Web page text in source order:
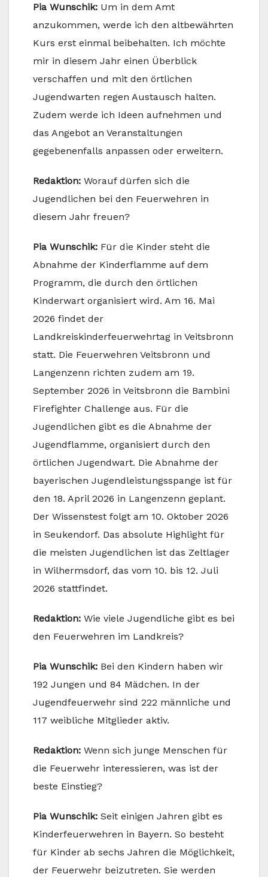
Pia Wunschik: Um in dem Amt
anzukommen, werde ich den altbewährten
Kurs erst einmal beibehalten. Ich möchte
mir in diesem Jahr einen Überblick
verschaffen und mit den örtlichen
Jugendwarten regen Austausch halten.
Zudem werde ich Ideen aufnehmen und
das Angebot an Veranstaltungen
gegebenenfalls anpassen oder erweitern.
Redaktion: Worauf dürfen sich die
Jugendlichen bei den Feuerwehren in
diesem Jahr freuen?
Pia Wunschik: Für die Kinder steht die
Abnahme der Kinderflamme auf dem
Programm, die durch den örtlichen
Kinderwart organisiert wird. Am 16. Mai
2026 findet der
Landkreiskinderfeuerwehrtag in Veitsbronn
statt. Die Feuerwehren Veitsbronn und
Langenzenn richten zudem am 19.
September 2026 in Veitsbronn die Bambini
Firefighter Challenge aus. Für die
Jugendlichen gibt es die Abnahme der
Jugendflamme, organisiert durch den
örtlichen Jugendwart. Die Abnahme der
bayerischen Jugendleistungsspange ist für
den 18. April 2026 in Langenzenn geplant.
Der Wissenstest folgt am 10. Oktober 2026
in Seukendorf. Das absolute Highlight für
die meisten Jugendlichen ist das Zeltlager
in Wilhermsdorf, das vom 10. bis 12. Juli
2026 stattfindet.
Redaktion: Wie viele Jugendliche gibt es bei
den Feuerwehren im Landkreis?
Pia Wunschik: Bei den Kindern haben wir
192 Jungen und 84 Mädchen. In der
Jugendfeuerwehr sind 222 männliche und
117 weibliche Mitglieder aktiv.
Redaktion: Wenn sich junge Menschen für
die Feuerwehr interessieren, was ist der
beste Einstieg?
Pia Wunschik: Seit einigen Jahren gibt es
Kinderfeuerwehren in Bayern. So besteht
für Kinder ab sechs Jahren die Möglichkeit,
der Feuerwehr beizutreten. Sie werden